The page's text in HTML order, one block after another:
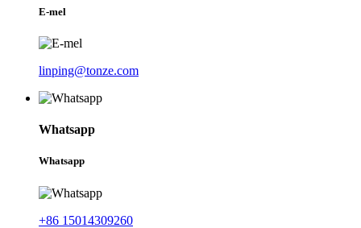
E-mel
linping@tonze.com
Whatsapp
Whatsapp
+86 15014309260